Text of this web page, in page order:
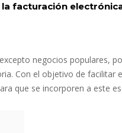
facturación
negocios populares,
Con el objetivo de facilitar
que se incorporen a este